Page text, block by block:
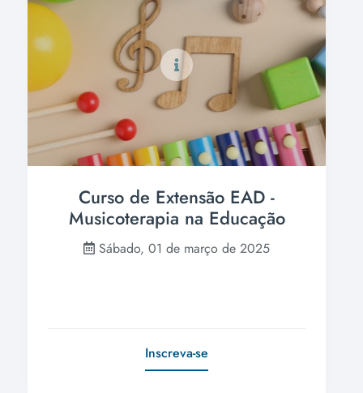
Curso de Extensão EAD -
Musicoterapia na Educação
Sábado, 01 de março de 2025
Inscreva-se